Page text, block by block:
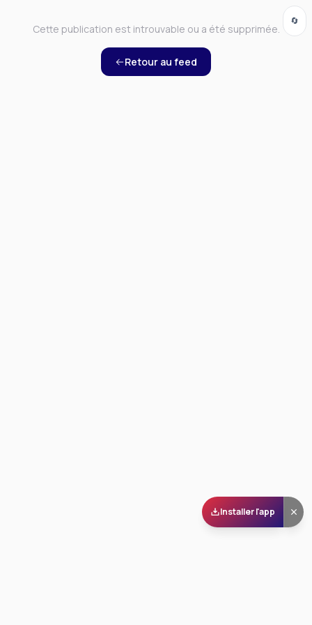
Cette publication est introuvable ou a été supprimée.
Retour au feed
Installer l'app
🔄